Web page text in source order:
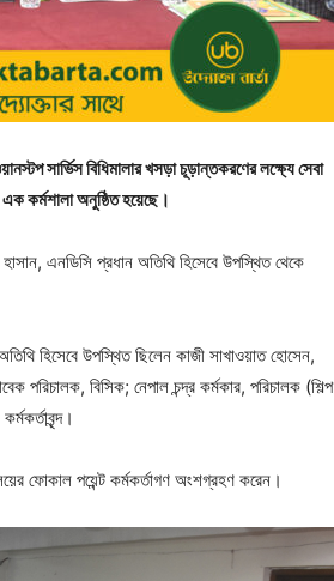
সার্ভিস বিধিমালার খসড়া চূড়ান্তকরণের লক্ষ্যে সেবা
এক কর্মশালা অনুষ্ঠিত হয়েছে।
এনডিসি প্রধান অতিথি হিসেবে উপস্থিত থেকে
হিসেবে উপস্থিত ছিলেন কাজী সাখাওয়াত হোসেন,
পরিচালক, বিসিক; নেপাল চন্দ্র কর্মকার, পরিচালক (শিল্প
ফোকাল পয়েন্ট কর্মকর্তাগণ অংশগ্রহণ করেন।